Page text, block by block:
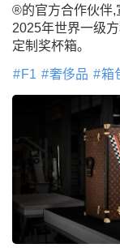
®的官方合作伙伴,
2025年世界一级
定制奖杯箱｡
F1 奢侈品 箱